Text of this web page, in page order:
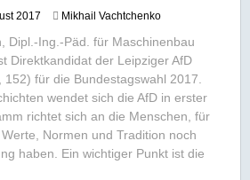
20171
.
S
e
p
t
m
b
Mikhail Vachtchenko
Dipl.-Ing.-Päd. für Maschinenbau
Direktkandidat der Leipziger AfD
für die Bundestagswahl 2017.
wendet sich die AfD in erster
richtet sich an die Menschen, für
Normen und Tradition noch
haben. Ein wichtiger Punkt ist die